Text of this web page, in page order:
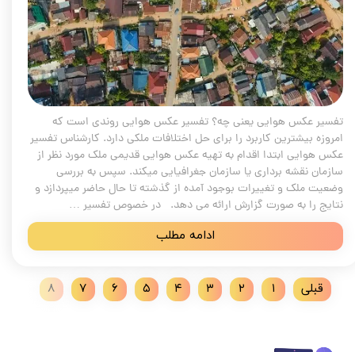
تفسیر عکس هوایی یعنی چه؟ تفسیر عکس هوایی روندی است که
امروزه بیشترین کاربرد را برای حل اختلافات ملکی دارد. کارشناس تفسیر
عکس هوایی ابتدا اقدام به تهیه عکس هوایی قدیمی ملک مورد نظر از
سازمان نقشه برداری یا سازمان جغرافیایی میکند. سپس به بررسی
وضعیت ملک و تغییرات بوجود آمده از گذشته تا حال حاضر میپردازد و
نتایج را به صورت گزارش ارائه می دهد. در خصوص تفسیر …
ادامه مطلب
قبلی ۱ ۲ ۳ ۴ ۵ ۶ ۷ ۸